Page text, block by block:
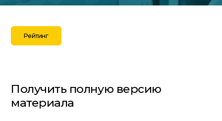
Рейтинг
Получить полную версию
материала